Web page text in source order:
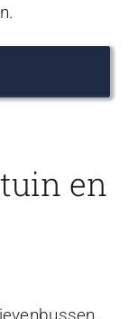
en